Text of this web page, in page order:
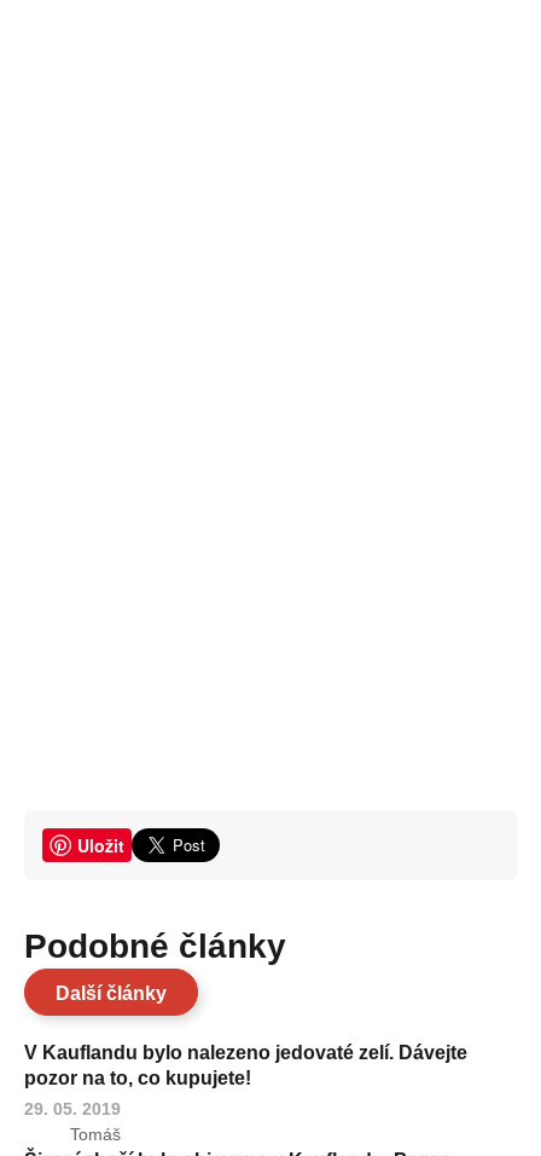
Uložit
Podobné články
Další články
V Kauflandu bylo nalezeno jedovaté zelí. Dávejte
pozor na to, co kupujete!
29. 05. 2019
Tomáš